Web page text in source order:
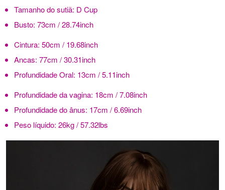
Tamanho do sutiã: D Cup
Busto: 73cm / 28.74inch
Cintura: 50cm / 19.68inch
Ancas: 77cm / 30.31inch
Profundidade Oral: 13cm / 5.11inch
Profundidade da vagina: 18cm / 7.08inch
Profundidade do ânus: 17cm / 6.69inch
Peso líquido: 26kg / 57.32lbs